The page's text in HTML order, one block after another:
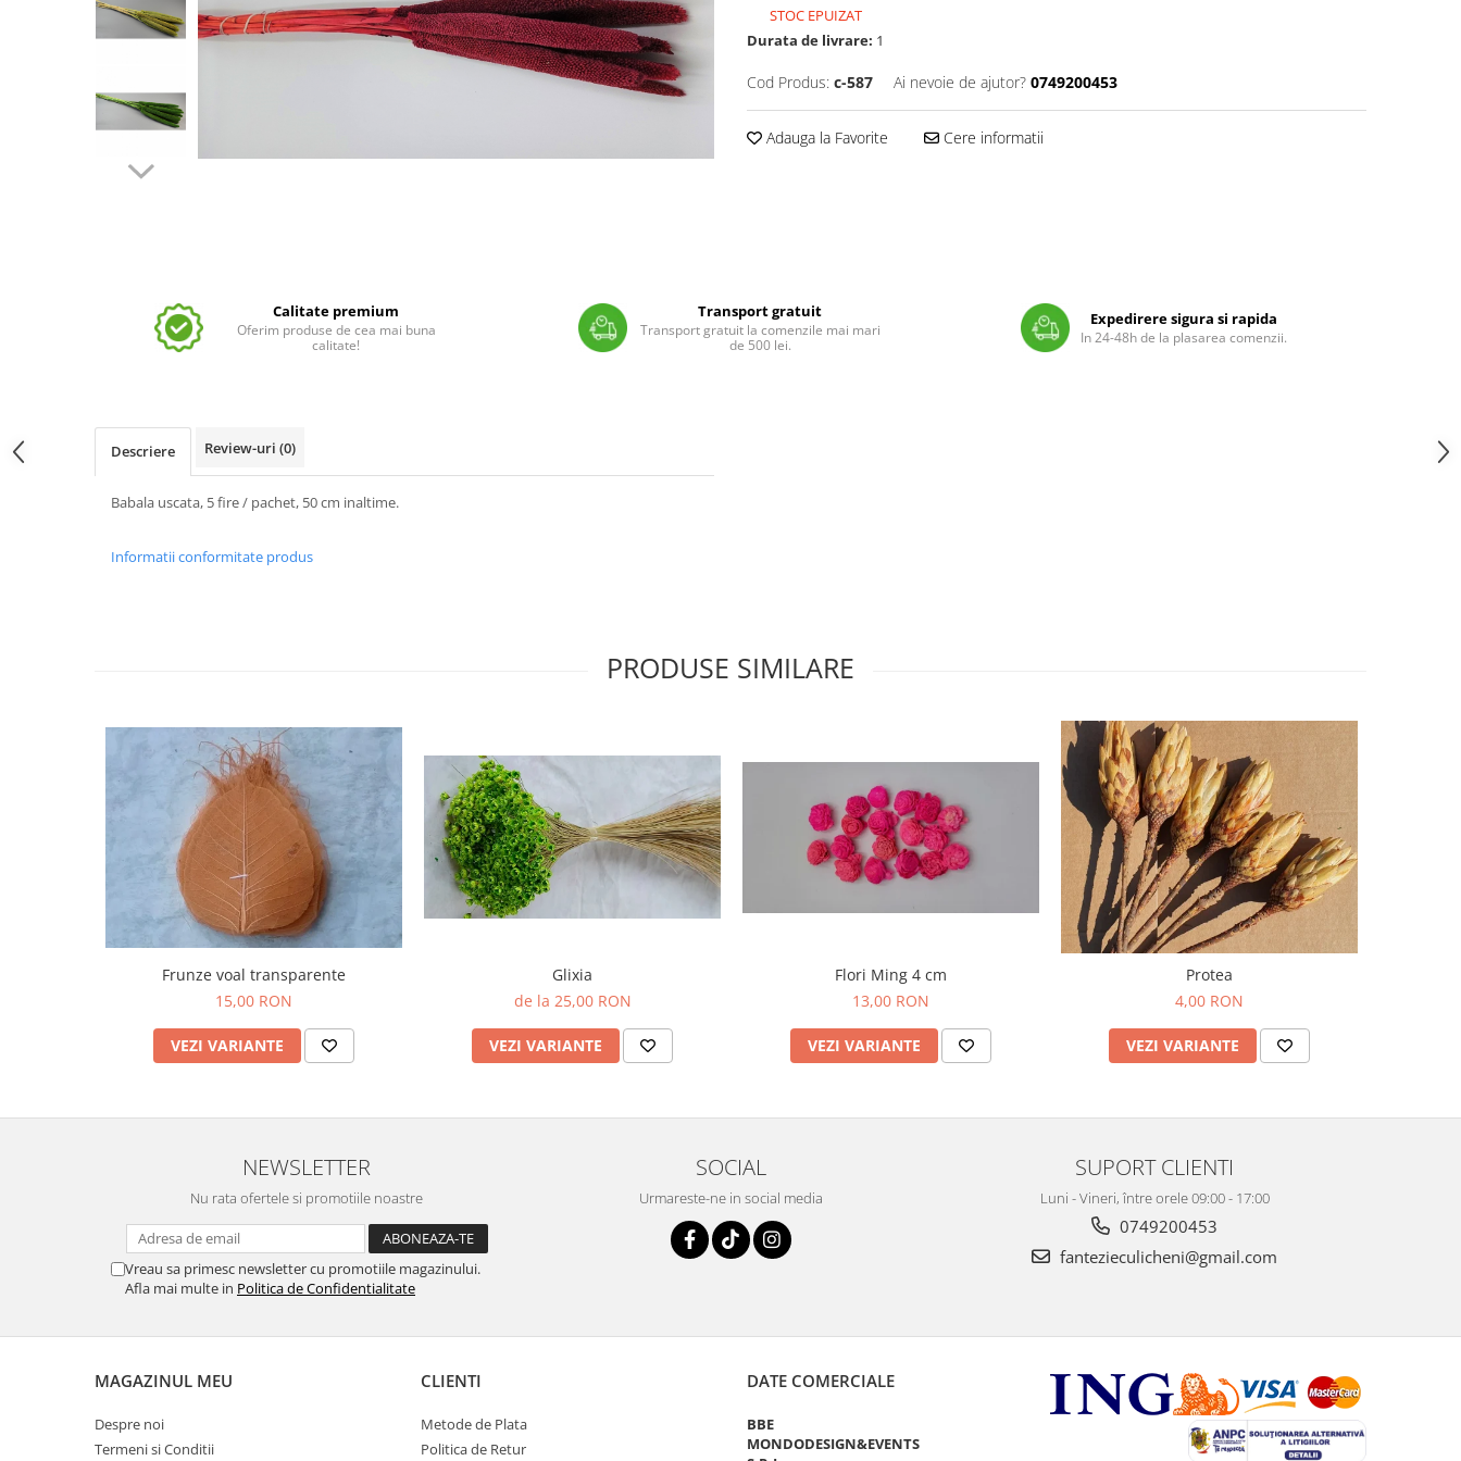
STOC EPUIZAT
Durata de livrare: 1
Cod Produs: c-587 Ai nevoie de ajutor? 0749200453
Adauga la Favorite Cere informatii
Calitate premium
Oferim produse de cea mai buna
calitate!
Transport gratuit
Transport gratuit la comenzile mai mari
de 500 lei.
Expedirere sigura si rapida
In 24-48h de la plasarea comenzii.
Descriere Review-uri (0)
Babala uscata, 5 fire / pachet, 50 cm inaltime.
Informatii conformitate produs
PRODUSE SIMILARE
Frunze voal transparente
15,00 RON
VEZI VARIANTE
Glixia
de la 25,00 RON
VEZI VARIANTE
Flori Ming 4 cm
13,00 RON
VEZI VARIANTE
Protea
4,00 RON
VEZI VARIANTE
NEWSLETTER
Nu rata ofertele si promotiile noastre
Vreau sa primesc newsletter cu promotiile magazinului.
Afla mai multe in Politica de Confidentialitate
SOCIAL
Urmareste-ne in social media
SUPORT CLIENTI
Luni - Vineri, între orele 09:00 - 17:00
0749200453
fantezieculicheni@gmail.com
MAGAZINUL MEU
Despre noi
Termeni si Conditii
CLIENTI
Metode de Plata
Politica de Retur
DATE COMERCIALE
BBE
MONDODESIGN&EVENTS